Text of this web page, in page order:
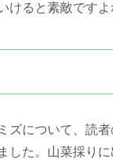
けると素敵ですよ
ズについて、読
した。山菜採り